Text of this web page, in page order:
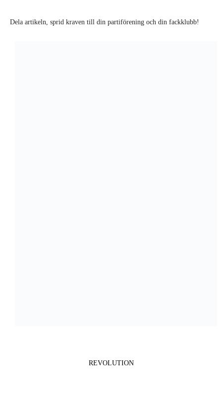
Dela artikeln, sprid kraven till din partiförening och din fackklubb!
REVOLUTION